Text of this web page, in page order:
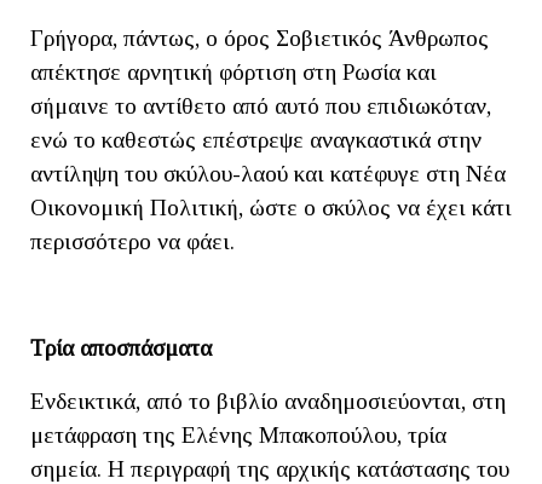
Γρήγορα, πάντως, ο όρος Σοβιετικός Άνθρωπος
απέκτησε αρνητική φόρτιση στη Ρωσία και
σήμαινε το αντίθετο από αυτό που επιδιωκόταν,
ενώ το καθεστώς επέστρεψε αναγκαστικά στην
αντίληψη του σκύλου-λαού και κατέφυγε στη Νέα
Οικονομική Πολιτική, ώστε ο σκύλος να έχει κάτι
περισσότερο να φάει.
Τρία αποσπάσματα
Ενδεικτικά, από το βιβλίο αναδημοσιεύονται, στη
μετάφραση της Ελένης Μπακοπούλου, τρία
σημεία. Η περιγραφή της αρχικής κατάστασης του